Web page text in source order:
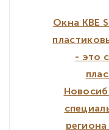
Окна KBE
- это